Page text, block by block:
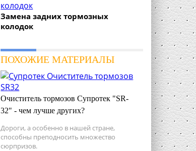
Замена задних тормозных
колодок
ПОХОЖИЕ МАТЕРИАЛЫ
Очиститель тормозов Супротек "SR-
32" - чем лучше других?
Дороги, а особенно в нашей стране,
способны преподносить множество
сюрпризов.